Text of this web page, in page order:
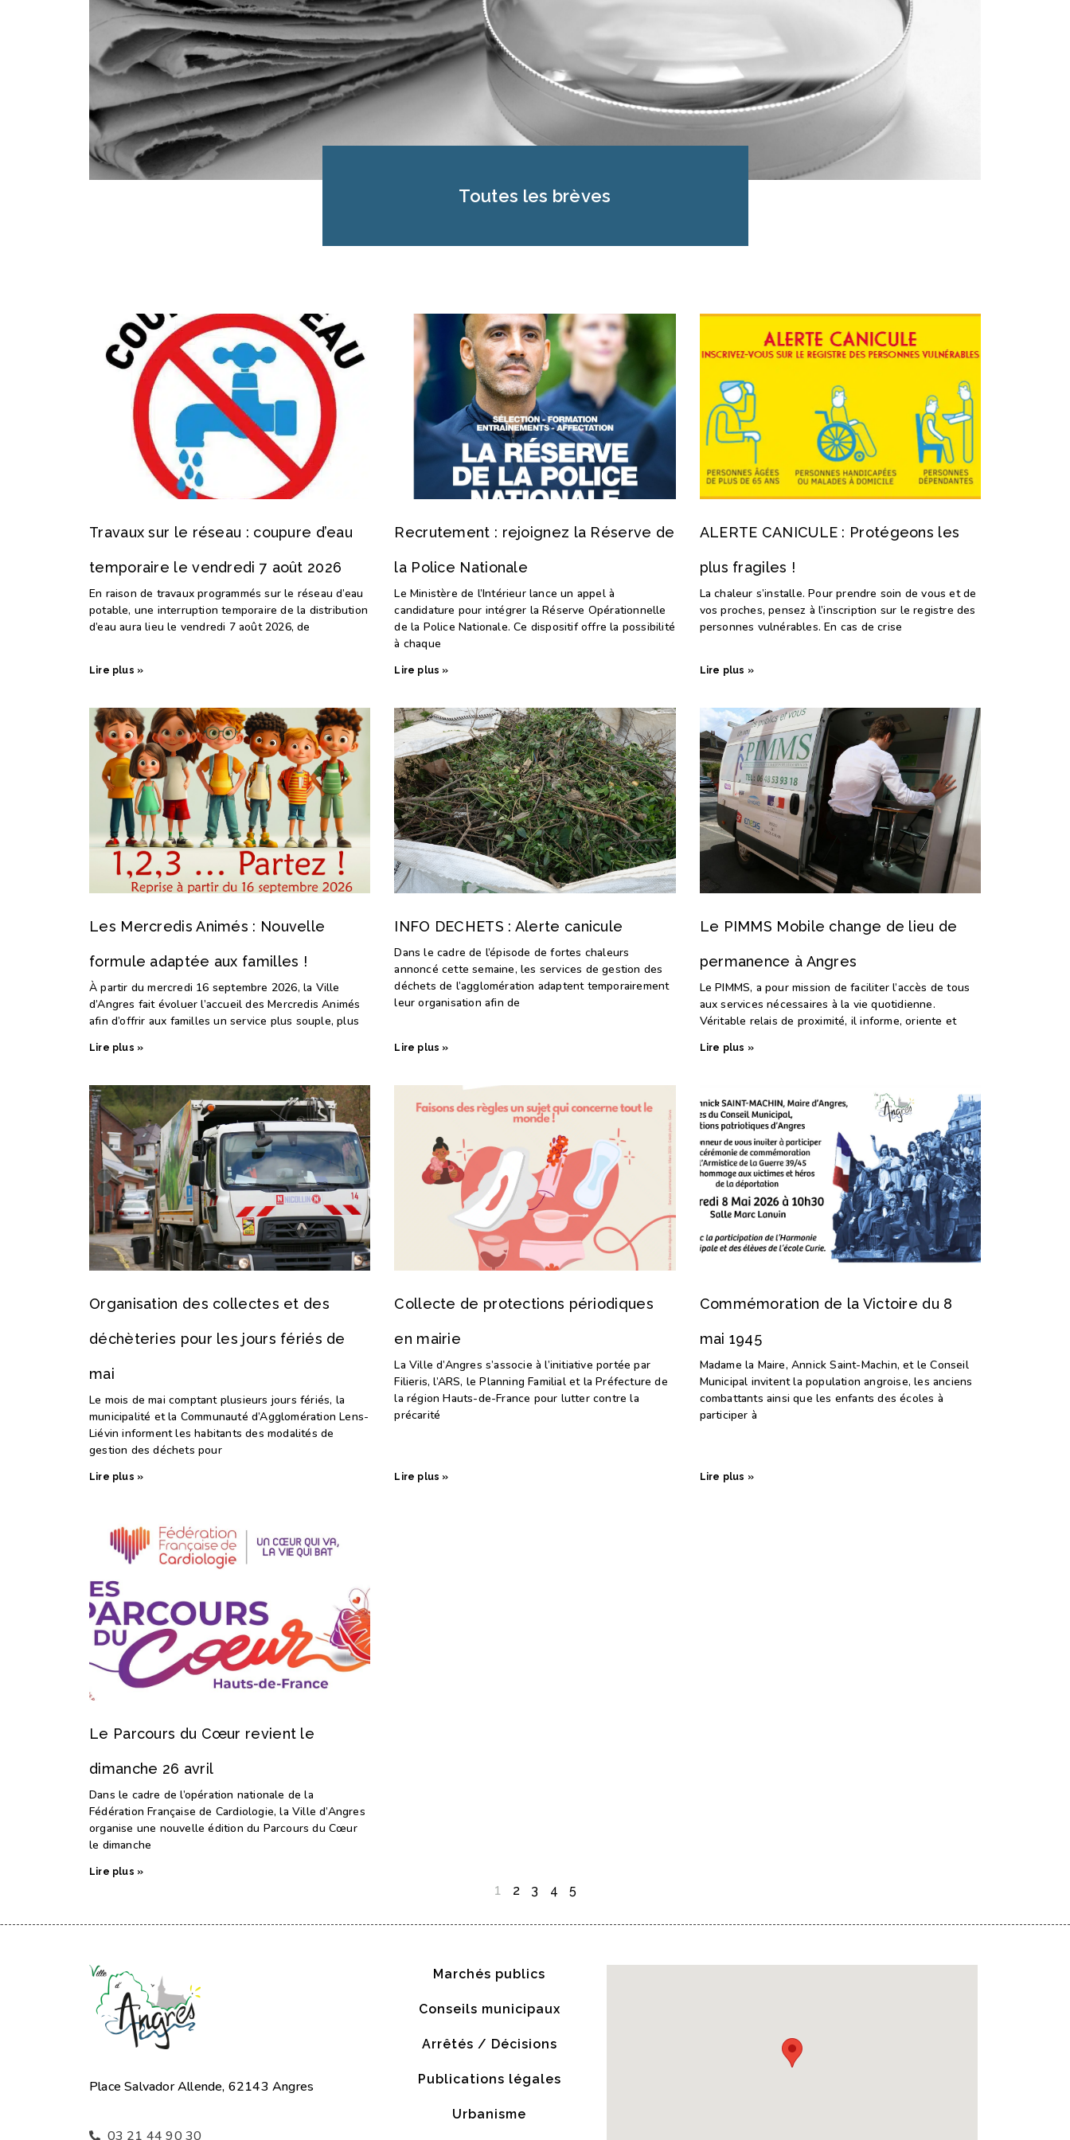
Toutes les brèves
Travaux sur le réseau : coupure d’eau
temporaire le vendredi 7 août 2026
En raison de travaux programmés sur le réseau d’eau
potable, une interruption temporaire de la distribution
d’eau aura lieu le vendredi 7 août 2026, de
Lire plus »
Recrutement : rejoignez la Réserve de
la Police Nationale
Le Ministère de l’Intérieur lance un appel à
candidature pour intégrer la Réserve Opérationnelle
de la Police Nationale. Ce dispositif offre la possibilité
à chaque
Lire plus »
ALERTE CANICULE : Protégeons les
plus fragiles !
La chaleur s’installe. Pour prendre soin de vous et de
vos proches, pensez à l’inscription sur le registre des
personnes vulnérables. En cas de crise
Lire plus »
Les Mercredis Animés : Nouvelle
formule adaptée aux familles !
À partir du mercredi 16 septembre 2026, la Ville
d’Angres fait évoluer l’accueil des Mercredis Animés
afin d’offrir aux familles un service plus souple, plus
Lire plus »
INFO DECHETS : Alerte canicule
Dans le cadre de l’épisode de fortes chaleurs
annoncé cette semaine, les services de gestion des
déchets de l’agglomération adaptent temporairement
leur organisation afin de
Lire plus »
Le PIMMS Mobile change de lieu de
permanence à Angres
Le PIMMS, a pour mission de faciliter l’accès de tous
aux services nécessaires à la vie quotidienne.
Véritable relais de proximité, il informe, oriente et
Lire plus »
Organisation des collectes et des
déchèteries pour les jours fériés de
mai
Le mois de mai comptant plusieurs jours fériés, la
municipalité et la Communauté d’Agglomération Lens-
Liévin informent les habitants des modalités de
gestion des déchets pour
Lire plus »
Collecte de protections périodiques
en mairie
La Ville d’Angres s’associe à l’initiative portée par
Filieris, l’ARS, le Planning Familial et la Préfecture de
la région Hauts-de-France pour lutter contre la
précarité
Lire plus »
Commémoration de la Victoire du 8
mai 1945
Madame la Maire, Annick Saint-Machin, et le Conseil
Municipal invitent la population angroise, les anciens
combattants ainsi que les enfants des écoles à
participer à
Lire plus »
Le Parcours du Cœur revient le
dimanche 26 avril
Dans le cadre de l’opération nationale de la
Fédération Française de Cardiologie, la Ville d’Angres
organise une nouvelle édition du Parcours du Cœur
le dimanche
Lire plus »
1 2 3 4 5
Place Salvador Allende, 62143 Angres
03 21 44 90 30
Marchés publics
Conseils municipaux
Arrêtés / Décisions
Publications légales
Urbanisme